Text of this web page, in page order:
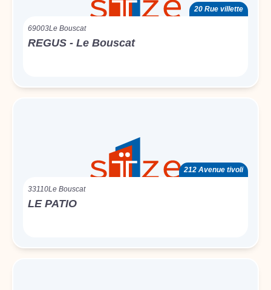
20 Rue villette
69003Le Bouscat
REGUS - Le Bouscat
212 Avenue tivoli
33110Le Bouscat
LE PATIO